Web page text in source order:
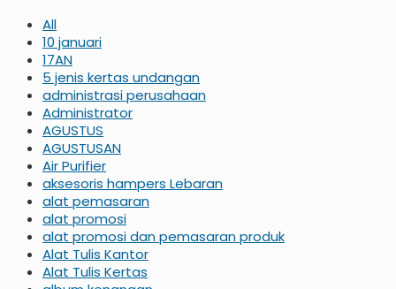
All
10 januari
17AN
5 jenis kertas undangan
administrasi perusahaan
Administrator
AGUSTUS
AGUSTUSAN
Air Purifier
aksesoris hampers Lebaran
alat pemasaran
alat promosi
alat promosi dan pemasaran produk
Alat Tulis Kantor
Alat Tulis Kertas